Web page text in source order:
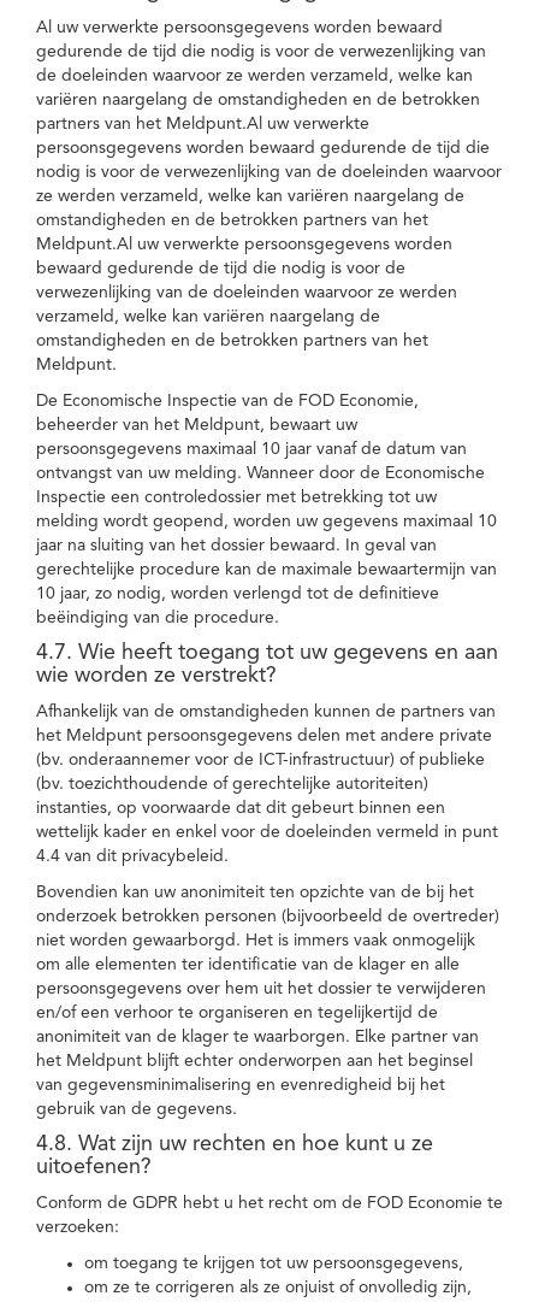
Al uw verwerkte persoonsgegevens worden bewaard
gedurende de tijd die nodig is voor de verwezenlijking van
de doeleinden waarvoor ze werden verzameld, welke kan
variëren naargelang de omstandigheden en de betrokken
partners van het Meldpunt.Al uw verwerkte
persoonsgegevens worden bewaard gedurende de tijd die
nodig is voor de verwezenlijking van de doeleinden waarvoor
ze werden verzameld, welke kan variëren naargelang de
omstandigheden en de betrokken partners van het
Meldpunt.Al uw verwerkte persoonsgegevens worden
bewaard gedurende de tijd die nodig is voor de
verwezenlijking van de doeleinden waarvoor ze werden
verzameld, welke kan variëren naargelang de
omstandigheden en de betrokken partners van het
Meldpunt.
De Economische Inspectie van de FOD Economie,
beheerder van het Meldpunt, bewaart uw
persoonsgegevens maximaal 10 jaar vanaf de datum van
ontvangst van uw melding. Wanneer door de Economische
Inspectie een controledossier met betrekking tot uw
melding wordt geopend, worden uw gegevens maximaal 10
jaar na sluiting van het dossier bewaard. In geval van
gerechtelijke procedure kan de maximale bewaartermijn van
10 jaar, zo nodig, worden verlengd tot de definitieve
beëindiging van die procedure.
4.7. Wie heeft toegang tot uw gegevens en aan
wie worden ze verstrekt?
Afhankelijk van de omstandigheden kunnen de partners van
het Meldpunt persoonsgegevens delen met andere private
(bv. onderaannemer voor de ICT-infrastructuur) of publieke
(bv. toezichthoudende of gerechtelijke autoriteiten)
instanties, op voorwaarde dat dit gebeurt binnen een
wettelijk kader en enkel voor de doeleinden vermeld in punt
4.4 van dit privacybeleid.
Bovendien kan uw anonimiteit ten opzichte van de bij het
onderzoek betrokken personen (bijvoorbeeld de overtreder)
niet worden gewaarborgd. Het is immers vaak onmogelijk
om alle elementen ter identificatie van de klager en alle
persoonsgegevens over hem uit het dossier te verwijderen
en/of een verhoor te organiseren en tegelijkertijd de
anonimiteit van de klager te waarborgen. Elke partner van
het Meldpunt blijft echter onderworpen aan het beginsel
van gegevensminimalisering en evenredigheid bij het
gebruik van de gegevens.
4.8. Wat zijn uw rechten en hoe kunt u ze
uitoefenen?
Conform de GDPR hebt u het recht om de FOD Economie te
verzoeken:
om toegang te krijgen tot uw persoonsgegevens,
om ze te corrigeren als ze onjuist of onvolledig zijn,